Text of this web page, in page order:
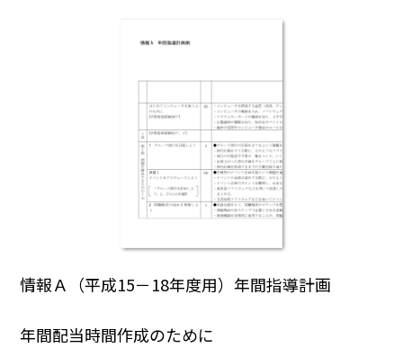
情報Ａ（平成15－18年度用）年間指導計画
年間配当時間作成のために